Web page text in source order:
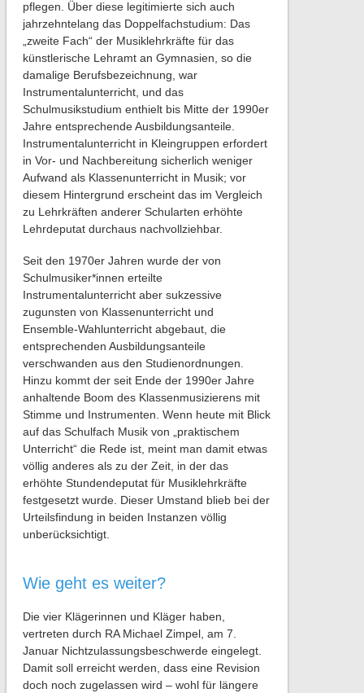
pflegen. Über diese legitimierte sich auch
jahrzehntelang das Doppelfachstudium: Das
„zweite Fach“ der Musiklehrkräfte für das
künstlerische Lehramt an Gymnasien, so die
damalige Berufsbezeichnung, war
Instrumentalunterricht, und das
Schulmusikstudium enthielt bis Mitte der 1990er
Jahre entsprechende Ausbildungsanteile.
Instrumentalunterricht in Kleingruppen erfordert
in Vor- und Nachbereitung sicherlich weniger
Aufwand als Klassenunterricht in Musik; vor
diesem Hintergrund erscheint das im Vergleich
zu Lehrkräften anderer Schularten erhöhte
Lehrdeputat durchaus nachvollziehbar.
Seit den 1970er Jahren wurde der von
Schulmusiker*innen erteilte
Instrumentalunterricht aber sukzessive
zugunsten von Klassenunterricht und
Ensemble-Wahlunterricht abgebaut, die
entsprechenden Ausbildungsanteile
verschwanden aus den Studienordnungen.
Hinzu kommt der seit Ende der 1990er Jahre
anhaltende Boom des Klassenmusizierens mit
Stimme und Instrumenten. Wenn heute mit Blick
auf das Schulfach Musik von „praktischem
Unterricht“ die Rede ist, meint man damit etwas
völlig anderes als zu der Zeit, in der das
erhöhte Stundendeputat für Musiklehrkräfte
festgesetzt wurde. Dieser Umstand blieb bei der
Urteilsfindung in beiden Instanzen völlig
unberücksichtigt.
Wie geht es weiter?
Die vier Klägerinnen und Kläger haben,
vertreten durch RA Michael Zimpel, am 7.
Januar Nichtzulassungsbeschwerde eingelegt.
Damit soll erreicht werden, dass eine Revision
doch noch zugelassen wird – wohl für längere